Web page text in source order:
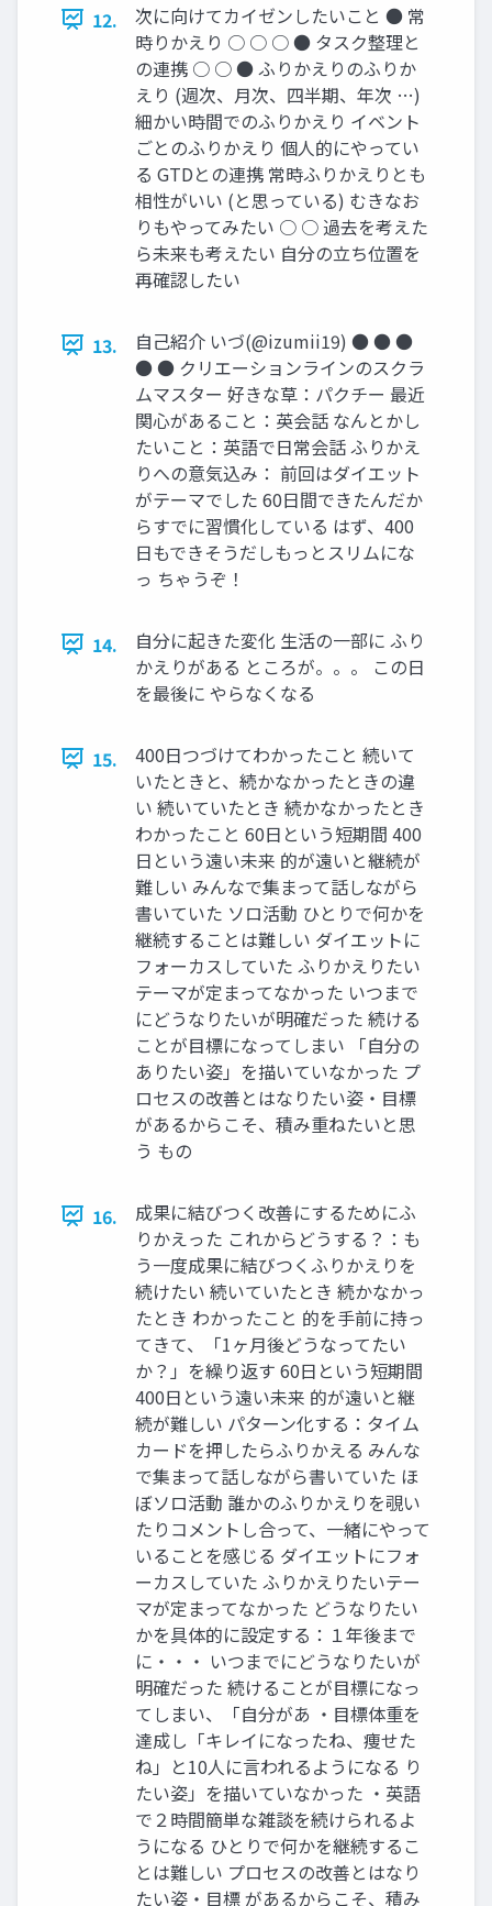
12.
次に向けてカイゼンしたいこと ● 常
時りかえり ○ ○ ○ ● タスク整理と
の連携 ○ ○ ● ふりかえりのふりか
えり (週次、月次、四半期、年次 …)
細かい時間でのふりかえり イベント
ごとのふりかえり 個人的にやってい
る GTDとの連携 常時ふりかえりとも
相性がいい (と思っている) むきなお
りもやってみたい ○ ○ 過去を考えた
ら未来も考えたい 自分の立ち位置を
再確認したい
13.
自己紹介 いづ(@izumii19) ● ● ●
● ● クリエーションラインのスクラ
ムマスター 好きな草：パクチー 最近
関心があること：英会話 なんとかし
たいこと：英語で日常会話 ふりかえ
りへの意気込み： 前回はダイエット
がテーマでした 60日間できたんだか
らすでに習慣化している はず、400
日もできそうだしもっとスリムにな
っ ちゃうぞ！
14.
自分に起きた変化 生活の一部に ふり
かえりがある ところが。。。 この日
を最後に やらなくなる
15.
400日つづけてわかったこと 続いて
いたときと、続かなかったときの違
い 続いていたとき 続かなかったとき
わかったこと 60日という短期間 400
日という遠い未来 的が遠いと継続が
難しい みんなで集まって話しながら
書いていた ソロ活動 ひとりで何かを
継続することは難しい ダイエットに
フォーカスしていた ふりかえりたい
テーマが定まってなかった いつまで
にどうなりたいが明確だった 続ける
ことが目標になってしまい 「自分の
ありたい姿」を描いていなかった プ
ロセスの改善とはなりたい姿・目標
があるからこそ、積み重ねたいと思
う もの
16.
成果に結びつく改善にするためにふ
りかえった これからどうする？：も
う一度成果に結びつくふりかえりを
続けたい 続いていたとき 続かなかっ
たとき わかったこと 的を手前に持っ
てきて、「1ヶ月後どうなってたい
か？」を繰り返す 60日という短期間
400日という遠い未来 的が遠いと継
続が難しい パターン化する：タイム
カードを押したらふりかえる みんな
で集まって話しながら書いていた ほ
ぼソロ活動 誰かのふりかえりを覗い
たりコメントし合って、一緒にやって
いることを感じる ダイエットにフォ
ーカスしていた ふりかえりたいテー
マが定まってなかった どうなりたい
かを具体的に設定する：１年後まで
に・・・ いつまでにどうなりたいが
明確だった 続けることが目標になっ
てしまい、「自分があ ・目標体重を
達成し「キレイになったね、痩せた
ね」と10人に言われるようになる り
たい姿」を描いていなかった ・英語
で２時間簡単な雑談を続けられるよ
うになる ひとりで何かを継続するこ
とは難しい プロセスの改善とはなり
たい姿・目標 があるからこそ、積み